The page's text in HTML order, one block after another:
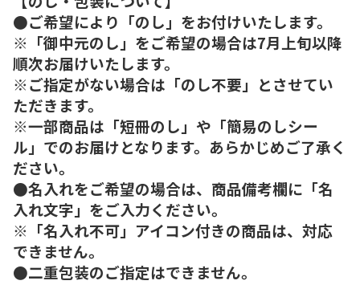
●ご希望により「のし」をお付けいたします。
※「御中元のし」をご希望の場合は7月上旬以降
順次お届けいたします。
※ご指定がない場合は「のし不要」とさせてい
ただきます。
※一部商品は「短冊のし」や「簡易のしシー
ル」でのお届けとなります。あらかじめご了承く
ださい。
●名入れをご希望の場合は、商品備考欄に「名
入れ文字」をご入力ください。
※「名入れ不可」アイコン付きの商品は、対応
できません。
●二重包装のご指定はできません。